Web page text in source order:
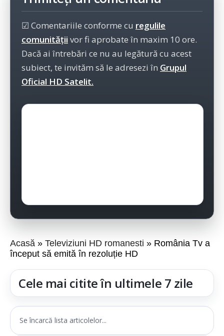
☑ Comentariile conforme cu regulile
comunității vor fi aprobate în maxim 10 ore.
Dacă ai întrebări ce nu au legătură cu acest
subiect, te invităm să le adresezi în Grupul
Oficial HD Satelit.
Acasă Televiziuni HD romanesti
România Tv a
început să emită în rezoluție HD
Cele mai citite în ultimele 7 zile
Se încarcă lista articolelor...